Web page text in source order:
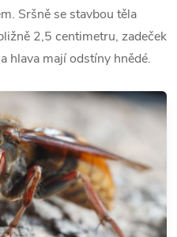
Sršně se stavbou těla
2,5 centimetru, zadeček
hlava mají odstíny hnědé.